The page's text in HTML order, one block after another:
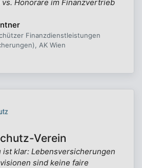
Honorare im Finanzvertrieb
Finanzdienstleistungen
AK Wien
Verein
ist klar: Lebensversicherungen
sind keine faire